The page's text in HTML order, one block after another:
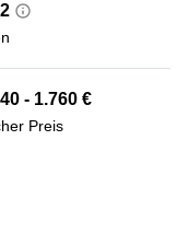
- 1.760 €
Preis